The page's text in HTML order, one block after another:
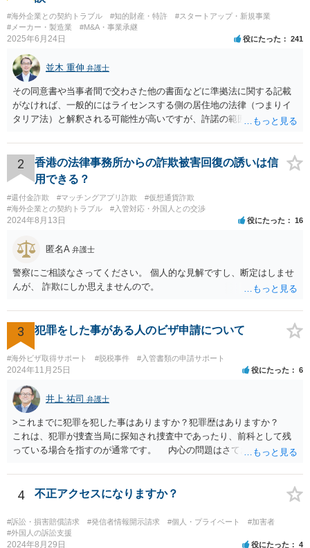
#海外企業との契約トラブル #知的財産・特許
#スタートアップ・新規事業
#メーカー・製造業
#M&A・事業承継
2025年6月24日 役にたった 241
並木 重伸 弁護士
その同意書や当事者間で交わさた他の書面などに準拠法に関する記載
がなければ、一般的にはライセンスする側の居住地の法律（つまりイ
タリア法）と解釈される可能性が高いですが、許諾の範囲が日本国内
あります。 なお、仮に日本法になるとしても、新しい会社との間で契
約が有効かどうかは、ライセンスされた権利の種類（著作権、商標
権、特許権など）や契約の時期などを見て判断する必要があります。
いずれにせよ具体的事情が分からないと確定的な回答は難しいと思わ
れますので、弁護士に直接相談されることをお勧めします。
2
香港の法律事務所からの詐欺被害回復の誘いは信
用できる？
#還付金詐欺 #マッチングアプリ詐欺
#仮想通貨詐欺
#海外企業との契約トラブル
#入管対応・外国人との交渉
2024年8月13日 役にたった 16
匿名A 弁護士
警察にご相談なさってください。 個人的な見解ですし、断定はしませ
んが、 詐欺にしか思えませんので。
3 犯罪をした事がある人のビザ申請について
#海外ビザ取得サポート #脱税事件 #入管書類の申請サポート
2024年11月25日 役にたった 6
井上 祐司 弁護士
>これまでに犯罪を犯した事はありますか？犯罪歴はありますか？
これは、犯罪が捜査当局に探知され捜査中であったり、前科として残
っている場合を指すのが通常です。 内心の問題はさておき、ご質問
4 不正アクセスになりますか？
#訴訟・損害賠償請求 #発信者情報開示請求 #個人・プライベート
#加害者
#外国人の訴訟支援
2024年8月29日 役にたった 4